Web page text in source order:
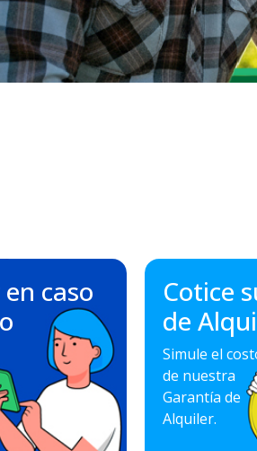
caso
Cotice
de
Simule el
de nuestra
Garantía de
Alquiler.